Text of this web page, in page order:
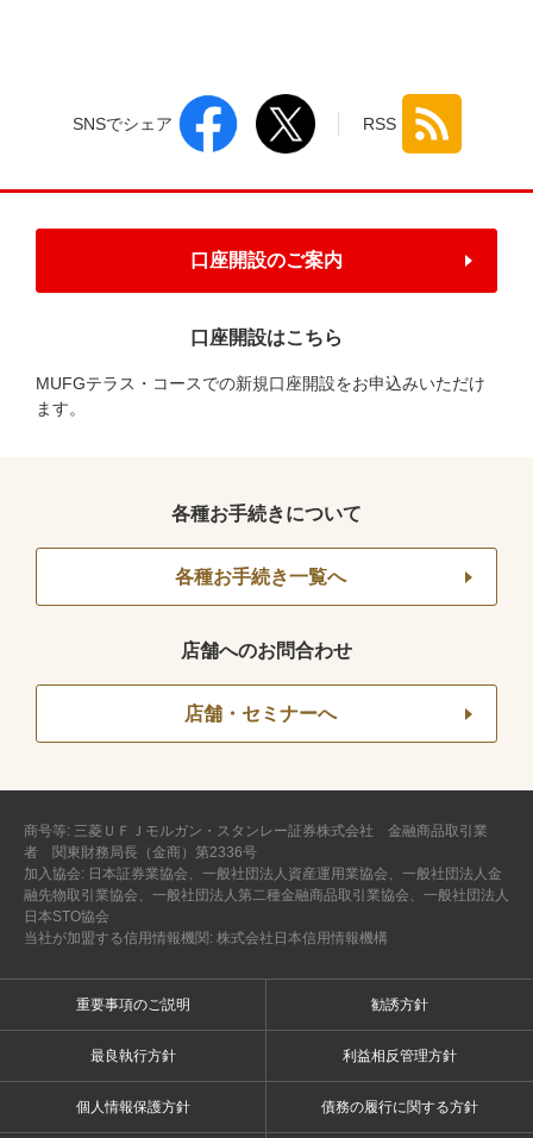
SNSでシェア RSS
口座開設のご案内
口座開設はこちら
MUFGテラス・コースでの新規口座開設をお申込みいただけ
ます。
各種お手続きについて
各種お手続き一覧へ
店舗へのお問合わせ
店舗・セミナーへ
商号等: 三菱ＵＦＪモルガン・スタンレー証券株式会社 金融商品取引業
者 関東財務局長（金商）第2336号
加入協会: 日本証券業協会、一般社団法人資産運用業協会、一般社団法人金
融先物取引業協会、一般社団法人第二種金融商品取引業協会、一般社団法人
日本STO協会
当社が加盟する信用情報機関: 株式会社日本信用情報機構
重要事項のご説明 勧誘方針
最良執行方針 利益相反管理方針
個人情報保護方針 債務の履行に関する方針